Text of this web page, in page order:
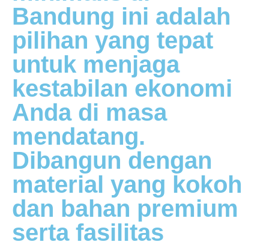
Bandung ini adalah
pilihan yang tepat
untuk menjaga
kestabilan ekonomi
Anda di masa
mendatang.
Dibangun dengan
material yang kokoh
dan bahan premium
serta fasilitas